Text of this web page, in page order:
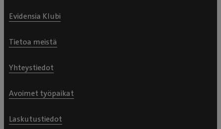
Evidensia Klubi
Tietoa meistä
Yhteystiedot
Avoimet työpaikat
Laskutustiedot